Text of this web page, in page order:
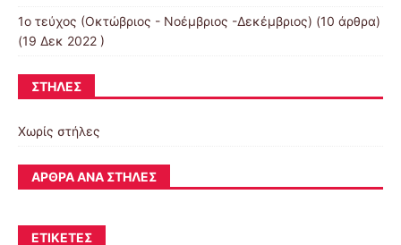
1ο τεύχος (Οκτώβριος - Νοέμβριος -Δεκέμβριος) (10 άρθρα)
(19 Δεκ 2022 )
ΣΤΉΛΕΣ
Χωρίς στήλες
ΆΡΘΡΑ ΑΝΆ ΣΤΉΛΕΣ
ΕΤΙΚΈΤΕΣ